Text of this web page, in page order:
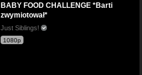
BABY FOOD CHALLENGE *Barti
zwymiotował*
Just Siblings!
1080p